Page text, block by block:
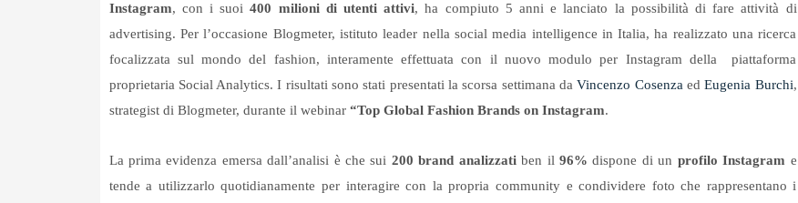
Instagram, con i suoi400 milioni di utenti attivi, ha compiuto 5 anni e lanciato la possibilità di fare attività di
advertising. Per l’occasione Blogmeter, istituto leader nella social media intelligence in Italia, ha realizzato una ricerca
focalizzata sul mondo del fashion, interamente effettuata con il nuovo modulo per Instagram della piattaforma
proprietaria Social Analytics. I risultati sono stati presentati la scorsa settimana daVincenzo CosenzaedEugenia Burchi,
strategist di Blogmeter, durante il webinar “Top Global Fashion Brands on Instagram.
La prima evidenza emersa dall’analisi è che sui 200 brand analizzatiben il 96% dispone di un profilo Instagram e
tende a utilizzarlo quotidianamente per interagire con la propria community e condividere foto che rappresentano i